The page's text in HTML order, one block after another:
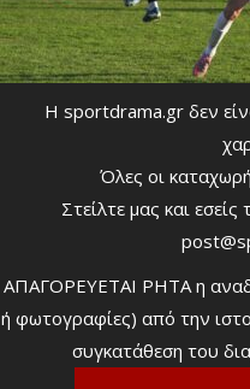
Η sportdrama.gr δεν
Όλες οι
Στείλτε μας και
ΑΠΑΓΟΡΕΥΕΤΑΙ ΡΗΤΑ η
ή φωτογραφίες) από την
συγκατάθεση του